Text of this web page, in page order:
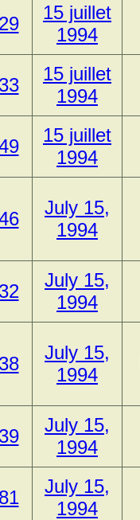
15 juillet
1994
15 juillet
1994
15 juillet
1994
July 15,
1994
July 15,
1994
July 15,
1994
July 15,
1994
July 15,
1994